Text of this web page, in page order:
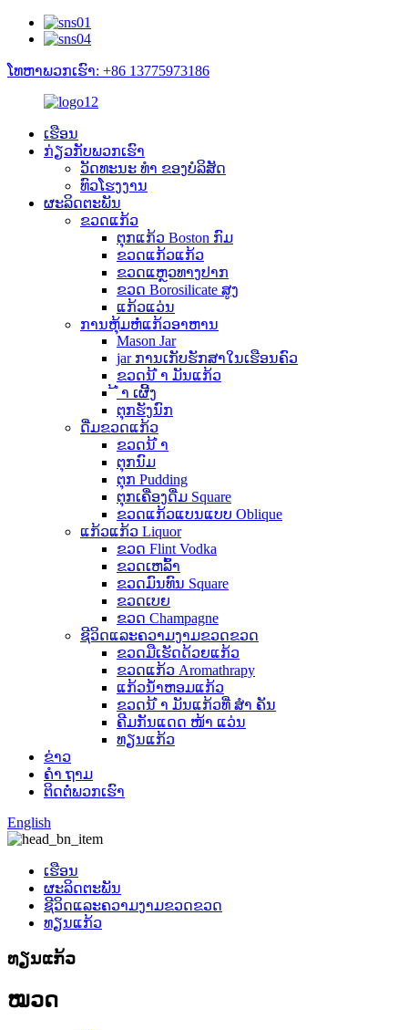
ໂທຫາພວກເຮົາ: +86 13775973186
ເຮືອນ
ກ່ຽວ​ກັບ​ພວກ​ເຮົາ
ວັດທະນະ ທຳ ຂອງບໍລິສັດ
ທົວໂຮງງານ
ຜະລິດຕະພັນ
ຂວດແກ້ວ
ຕຸກແກ້ວ Boston ກົມ
ຂວດແກ້ວແກ້ວ
ຂວດແຫຼວທາງປາກ
ຂວດ Borosilicate ສູງ
ແກ້ວແວ່ນ
ການຫຸ້ມຫໍ່ແກ້ວອາຫານ
Mason Jar
jar ການເກັບຮັກສາໃນເຮືອນຄົວ
ຂວດນ້ ຳ ມັນແກ້ວ
້ ຳ ເຜີ້ງ
ຕຸກຮັງນົກ
ດື່ມຂວດແກ້ວ
ຂວດນ້ ຳ
ຕຸກນົມ
ຕຸກ Pudding
ຕຸກເຄື່ອງດື່ມ Square
ຂວດແກ້ວແບນແບບ Oblique
ແກ້ວແກ້ວ Liquor
ຂວດ Flint Vodka
ຂວດເຫລົ້າ
ຂວດມົນທົນ Square
ຂວດເບຍ
ຂວດ Champagne
ຊີວິດແລະຄວາມງາມຂວດຂວດ
ຂວດມືເຮັດດ້ວຍແກ້ວ
ຂວດແກ້ວ Aromathrapy
ແກ້ວນໍ້າຫອມແກ້ວ
ຂວດນ້ ຳ ມັນແກ້ວທີ່ ສຳ ຄັນ
ຄີມກັນແດດ ໜ້າ ແວ່ນ
ທຽນແກ້ວ
ຂ່າວ
ຄຳ ຖາມ
ຕິດ​ຕໍ່​ພວກ​ເຮົາ
English
ເຮືອນ
ຜະລິດຕະພັນ
ຊີວິດແລະຄວາມງາມຂວດຂວດ
ທຽນແກ້ວ
ທຽນແກ້ວ
ໝວດ